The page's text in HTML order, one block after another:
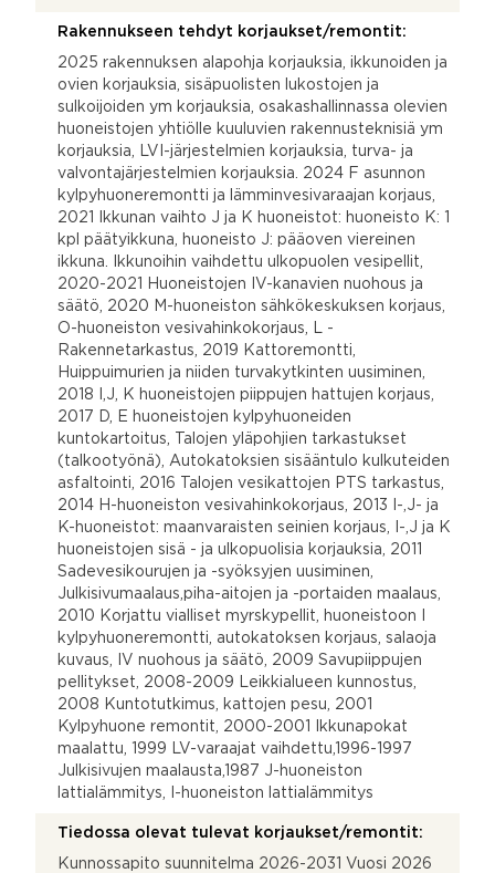
Rakennukseen tehdyt korjaukset/remontit:
2025 rakennuksen alapohja korjauksia, ikkunoiden ja
ovien korjauksia, sisäpuolisten lukostojen ja
sulkoijoiden ym korjauksia, osakashallinnassa olevien
huoneistojen yhtiölle kuuluvien rakennusteknisiä ym
korjauksia, LVI-järjestelmien korjauksia, turva- ja
valvontajärjestelmien korjauksia. 2024 F asunnon
kylpyhuoneremontti ja lämminvesivaraajan korjaus,
2021 Ikkunan vaihto J ja K huoneistot: huoneisto K: 1
kpl päätyikkuna, huoneisto J: pääoven viereinen
ikkuna. Ikkunoihin vaihdettu ulkopuolen vesipellit,
2020-2021 Huoneistojen IV-kanavien nuohous ja
säätö, 2020 M-huoneiston sähkökeskuksen korjaus,
O-huoneiston vesivahinkokorjaus, L -
Rakennetarkastus, 2019 Kattoremontti,
Huippuimurien ja niiden turvakytkinten uusiminen,
2018 I,J, K huoneistojen piippujen hattujen korjaus,
2017 D, E huoneistojen kylpyhuoneiden
kuntokartoitus, Talojen yläpohjien tarkastukset
(talkootyönä), Autokatoksien sisääntulo kulkuteiden
asfaltointi, 2016 Talojen vesikattojen PTS tarkastus,
2014 H-huoneiston vesivahinkokorjaus, 2013 I-,J- ja
K-huoneistot: maanvaraisten seinien korjaus, I-,J ja K
huoneistojen sisä - ja ulkopuolisia korjauksia, 2011
Sadevesikourujen ja -syöksyjen uusiminen,
Julkisivumaalaus,piha-aitojen ja -portaiden maalaus,
2010 Korjattu vialliset myrskypellit, huoneistoon I
kylpyhuoneremontti, autokatoksen korjaus, salaoja
kuvaus, IV nuohous ja säätö, 2009 Savupiippujen
pellitykset, 2008-2009 Leikkialueen kunnostus,
2008 Kuntotutkimus, kattojen pesu, 2001
Kylpyhuone remontit, 2000-2001 Ikkunapokat
maalattu, 1999 LV-varaajat vaihdettu,1996-1997
Julkisivujen maalausta,1987 J-huoneiston
lattialämmitys, I-huoneiston lattialämmitys
Tiedossa olevat tulevat korjaukset/remontit:
Kunnossapito suunnitelma 2026-2031 Vuosi 2026